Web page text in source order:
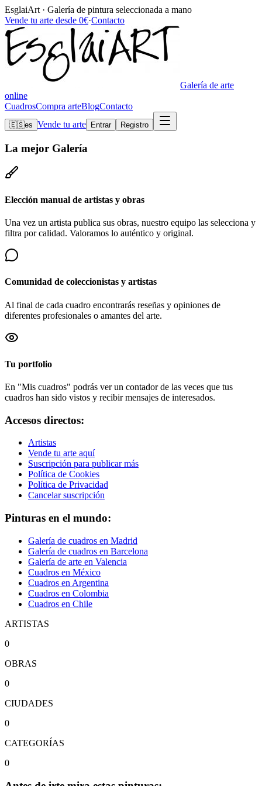
EsglaiArt · Galería de pintura seleccionada a mano
Vende tu arte desde 0€·Contacto
Galería de arte
online
CuadrosCompra arteBlogContacto
🇪🇸es Vende tu arte Entrar Registro
La mejor Galería
Elección manual de artistas y obras
Una vez un artista publica sus obras, nuestro equipo las selecciona y
filtra por calidad. Valoramos lo auténtico y original.
Comunidad de coleccionistas y artistas
Al final de cada cuadro encontrarás reseñas y opiniones de
diferentes profesionales o amantes del arte.
Tu portfolio
En "Mis cuadros" podrás ver un contador de las veces que tus
cuadros han sido vistos y recibir mensajes de interesados.
Accesos directos:
Artistas
Vende tu arte aquí
Suscripción para publicar más
Política de Cookies
Política de Privacidad
Cancelar suscripción
Pinturas en el mundo:
Galería de cuadros en Madrid
Galería de cuadros en Barcelona
Galería de arte en Valencia
Cuadros en México
Cuadros en Argentina
Cuadros en Colombia
Cuadros en Chile
ARTISTAS
0
OBRAS
0
CIUDADES
0
CATEGORÍAS
0